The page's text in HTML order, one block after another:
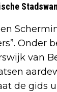
Onder
van
de gids